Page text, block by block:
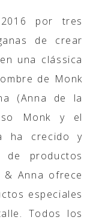
por tres
de crear
una clássica
de Monk
(Anna de la
Monk y el
ha crecido y
productos
Anna ofrece
especiales
Todos los